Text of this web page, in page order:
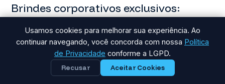
Brindes corporativos exclusivos:
porque seus melhores clientes
merecem mais do que um presente
Deixe um comentário /Desplastificando ,economia circular
meio ambiente, sustentabilidade/ Por Marulho
Usamos cookies para melhorar sua experiência. Ao
continuar navegando, você concorda com nossa Política
de Privacidade conforme a LGPD.
Recusar Aceitar Cookies